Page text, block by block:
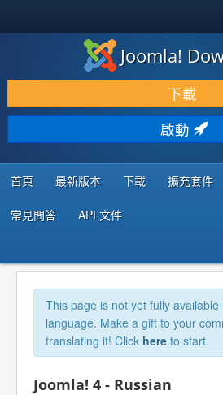
下載 & 擴充
發現 & 學習
社群 & 支援
程式者資源
Joomla!
下載
啟動
首頁 最新版本 下載 擴充套件
常見問答 API 文件
This page is not yet fully available
language. Make a gift to your
translating it! Click here to start.
Joomla! 4 - Russian